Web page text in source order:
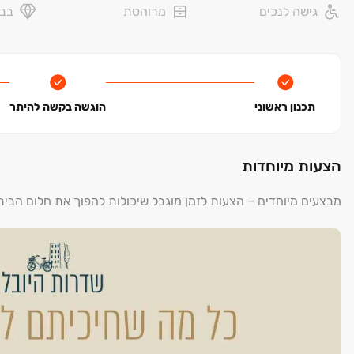
גישה לנכים מרוהטת
תכנון ראשוני הוגשה בקשה להיתר
הצעות מיוחדות
מבצעים מיוחדים – הצעות לזמן מוגבל שיכולות להפוך את חלום